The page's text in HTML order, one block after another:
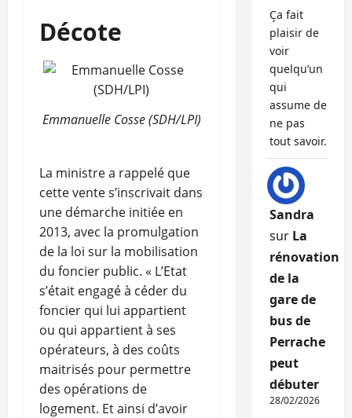
Décote
Emmanuelle Cosse (SDH/LPI)
La ministre a rappelé que
cette vente s’inscrivait dans
une démarche initiée en
2013, avec la promulgation
de la loi sur la mobilisation
du foncier public. « L’Etat
s’était engagé à céder du
foncier qui lui appartient
ou qui appartient à ses
opérateurs, à des coûts
maitrisés pour permettre
des opérations de
logement. Et ainsi d’avoir
Ça fait
plaisir de
voir
quelqu’un
qui
assume de
ne pas
tout savoir.
Sandra
sur La
rénovation
de la
gare de
bus de
Perrache
peut
débuter
28/02/2026